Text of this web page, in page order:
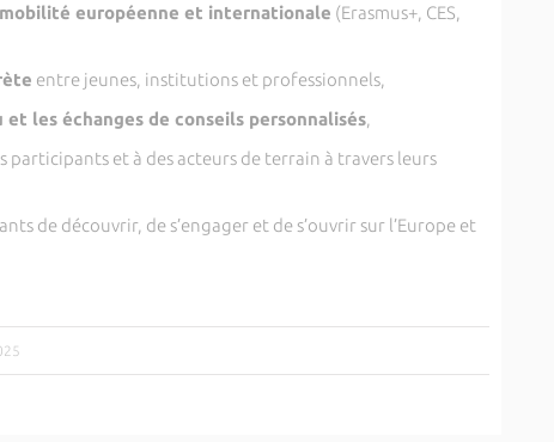
européenne et internationale (Erasmus+, CES,
entre jeunes, institutions et professionnels,
et les échanges de conseils personnalisés,
participants et à des acteurs de terrain à travers leurs
de découvrir, de s’engager et de s’ouvrir sur l’Europe et